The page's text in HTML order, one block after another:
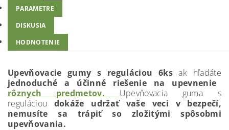
PARAMETRE
DISKUSIA
HODNOTENIE
Upevňovacie gumy s reguláciou 6ksak hľadáte
jednoduché a účinné riešenie na upevnenie
rôznych predmetov. Upevňovacia guma s
reguláciou dokáže udržať vaše veci v bezpečí,
nemusíte sa trápiť so zložitými spôsobmi
upevňovania.